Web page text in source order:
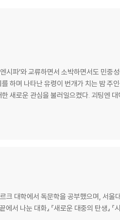
파’와 교류하면서 소박하면서도 민중
대학의 강사 시절, 라스페가 쓴 『허풍선이
대학에서 독문학을 공부했으며, 서울
서 나눈 대화』 『새로운 대중의 탄생』 『